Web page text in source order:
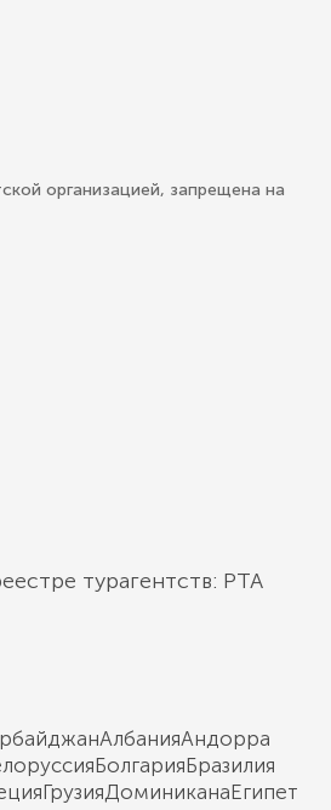
организацией, запрещена на
турагентств: РТА
АлбанияАндорра
БолгарияБразилия
ГрузияДоминиканаЕгипет